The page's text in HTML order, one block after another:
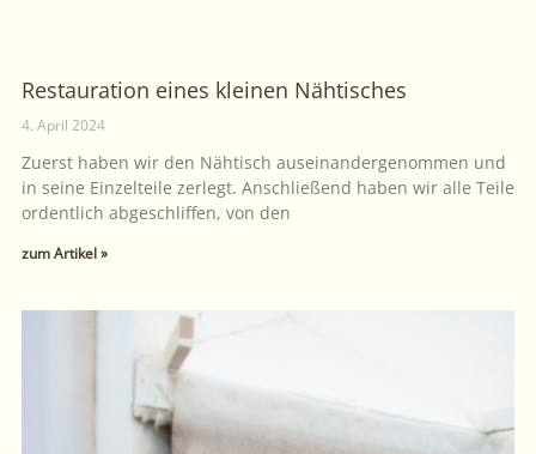
Restauration eines kleinen Nähtisches
4. April 2024
Zuerst haben wir den Nähtisch auseinandergenommen und
in seine Einzelteile zerlegt. Anschließend haben wir alle Teile
ordentlich abgeschliffen, von den
zum Artikel »